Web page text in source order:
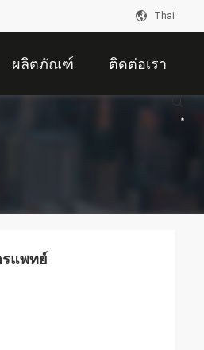
Thai
ผลิตภัณฑ์ ติดต่อเรา
รแพทย์